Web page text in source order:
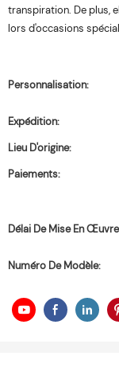
transpiration. De plus,
lors d'occasions
Personnalisation:
Expédition:
Lieu D'origine:
Paiements:
Délai De Mise En
Numéro De Modèle: